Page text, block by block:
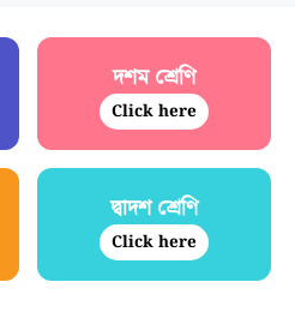
দশম শ্রেণি
Click here
দ্বাদশ শ্রেণি
Click here